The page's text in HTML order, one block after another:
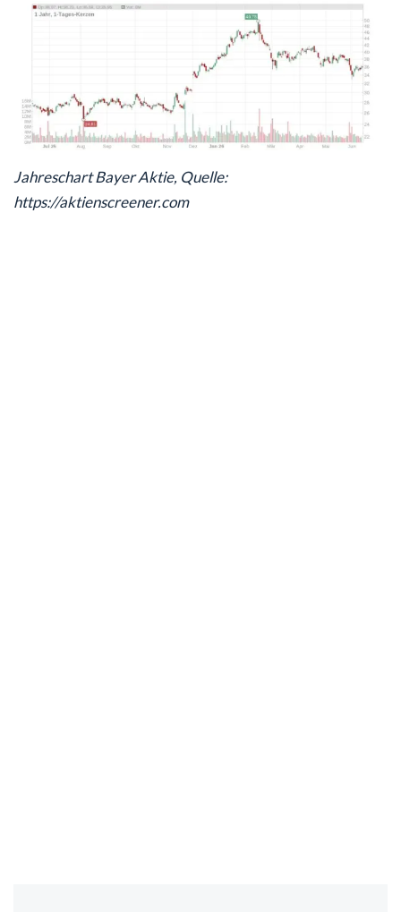
Jahreschart Bayer Aktie, Quelle:
https://aktienscreener.com